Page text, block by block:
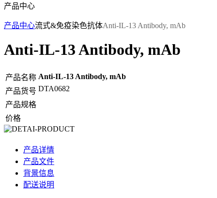
产品中心
产品中心流式&免疫染色抗体Anti-IL-13 Antibody, mAb
Anti-IL-13 Antibody, mAb
产品名称 Anti-IL-13 Antibody, mAb
产品货号 DTA0682
产品规格
价格
产品详情
产品文件
背景信息
配送说明